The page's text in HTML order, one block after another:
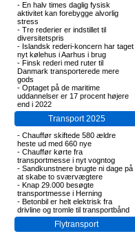
- En halv times daglig fysisk
aktivitet kan forebygge alvorlig
stress
- Tre rederier er indstillet til
diversitetspris
- Islandsk rederi-koncern har taget
nyt kølehus i Aarhus i brug
- Finsk rederi med ruter til
Danmark transporterede mere
gods
- Optaget på de maritime
uddannelser er 17 procent højere
end i 2022
Transport 2025
- Chauffør skiftede 580 ældre
heste ud med 660 nye
- Chauffør kørte fra
transportmesse i nyt vogntog
- Sandkunstnere brugte ni dage på
at skabe to sværvægtere
- Knap 29.000 besøgte
transportmesse i Herning
- Betonbil er helt elektrisk fra
drivline og tromle til transportbånd
Flytransport